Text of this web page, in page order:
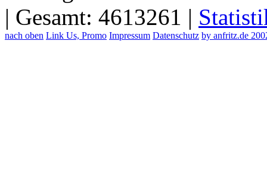
| Gesamt: 4613261 |
nach oben Link Us, Promo Impressum Datenschutz by anfritz.de